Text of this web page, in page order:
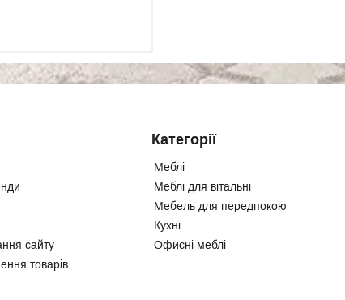
сайту
товарів
Категорії
Меблі
Меблі для вітальні
Мебель для передпокою
Кухні
Офисні меблі